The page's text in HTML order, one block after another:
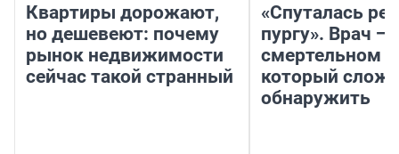
Квартиры дорожают,
но дешевеют: почему
рынок недвижимости
сейчас такой странный
«Спуталась
пургу». Врач —
смертельном
который
обнаружить